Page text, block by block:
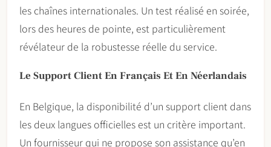
les chaînes internationales. Un test réalisé en soirée,
lors des heures de pointe, est particulièrement
révélateur de la robustesse réelle du service.
Le Support Client En Français Et En Néerlandais
En Belgique, la disponibilité d’un support client dans
les deux langues officielles est un critère important.
Un fournisseur qui ne propose son assistance qu’en